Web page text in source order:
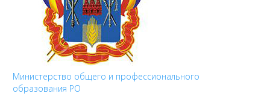
Министерство общего и профессионального
образования РО